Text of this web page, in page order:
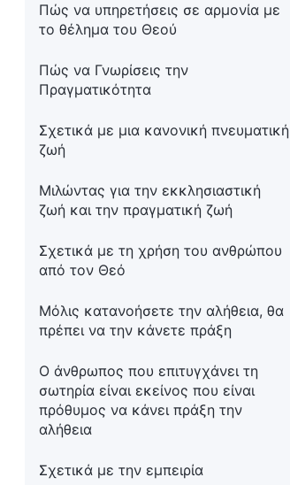
Πώς να υπηρετήσεις σε αρμονία με
το θέλημα του Θεού
Πώς να Γνωρίσεις την
Πραγματικότητα
Σχετικά με μια κανονική πνευματική
ζωή
Μιλώντας για την εκκλησιαστική
ζωή και την πραγματική ζωή
Σχετικά με τη χρήση του ανθρώπου
από τον Θεό
Μόλις κατανοήσετε την αλήθεια, θα
πρέπει να την κάνετε πράξη
Ο άνθρωπος που επιτυγχάνει τη
σωτηρία είναι εκείνος που είναι
πρόθυμος να κάνει πράξη την
αλήθεια
Σχετικά με την εμπειρία